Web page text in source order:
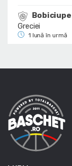
Bobiciupe
Greciei
1 lună în urmă